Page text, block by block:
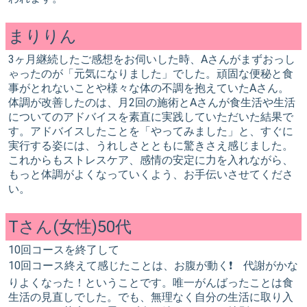
まりりん
3ヶ月継続したご感想をお伺いした時、Aさんがまずおっし
ゃったのが「元気になりました」でした。頑固な便秘と食
事がとれないことや様々な体の不調を抱えていたAさん。
体調が改善したのは、月2回の施術とAさんが食生活や生活
についてのアドバイスを素直に実践していただいた結果で
す。アドバイスしたことを「やってみました」と、すぐに
実行する姿には、うれしさとともに驚きさえ感じました。
これからもストレスケア、感情の安定に力を入れながら、
もっと体調がよくなっていくよう、お手伝いさせてくださ
い。
Tさん(女性)50代
10回コースを終了して
10回コース終えて感じたことは、お腹が動く❗ 代謝がかな
りよくなった！ということです。唯一がんばったことは食
生活の見直しでした。でも、無理なく自分の生活に取り入